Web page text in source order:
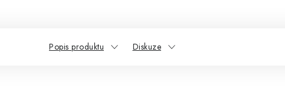
Popis produktu Diskuze